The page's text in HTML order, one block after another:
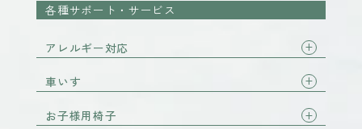
各種サポート・サービス
アレルギー対応
車いす
お子様用椅子